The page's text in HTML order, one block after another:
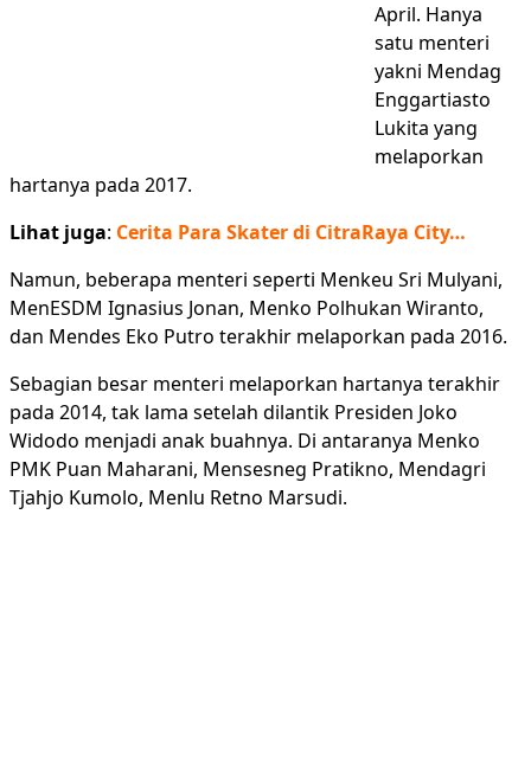
April. Hanya
satu menteri
yakni Mendag
Enggartiasto
Lukita yang
melaporkan
hartanya pada 2017.
Lihat juga: Cerita Para Skater di CitraRaya City…
Namun, beberapa menteri seperti Menkeu Sri Mulyani,
MenESDM Ignasius Jonan, Menko Polhukan Wiranto,
dan Mendes Eko Putro terakhir melaporkan pada 2016.
Sebagian besar menteri melaporkan hartanya terakhir
pada 2014, tak lama setelah dilantik Presiden Joko
Widodo menjadi anak buahnya. Di antaranya Menko
PMK Puan Maharani, Mensesneg Pratikno, Mendagri
Tjahjo Kumolo, Menlu Retno Marsudi.